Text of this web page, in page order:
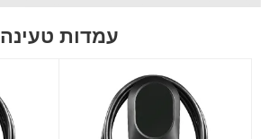
עמדות טעינה